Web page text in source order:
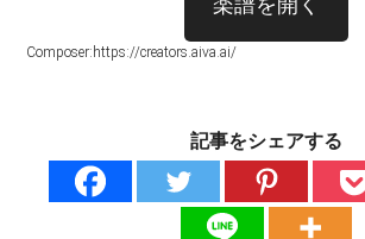
楽譜を開く
Composer:https://creators.aiva.ai/
記事をシェアする